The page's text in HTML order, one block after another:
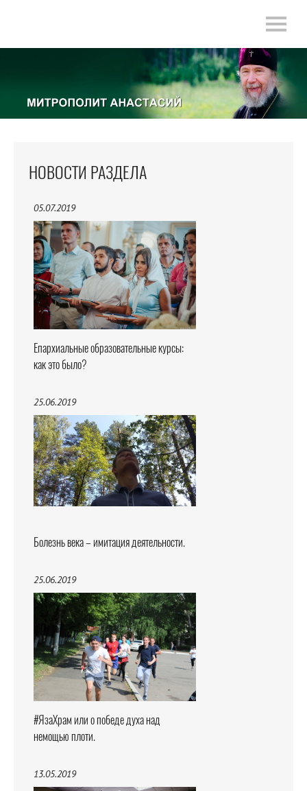
НОВОСТИ РАЗДЕЛА
05.07.2019
Епархиальные образовательные курсы:
как это было?
25.06.2019
Болезнь века – имитация деятельности.
25.06.2019
#ЯзаХрам или о победе духа над
немощью плоти.
13.05.2019